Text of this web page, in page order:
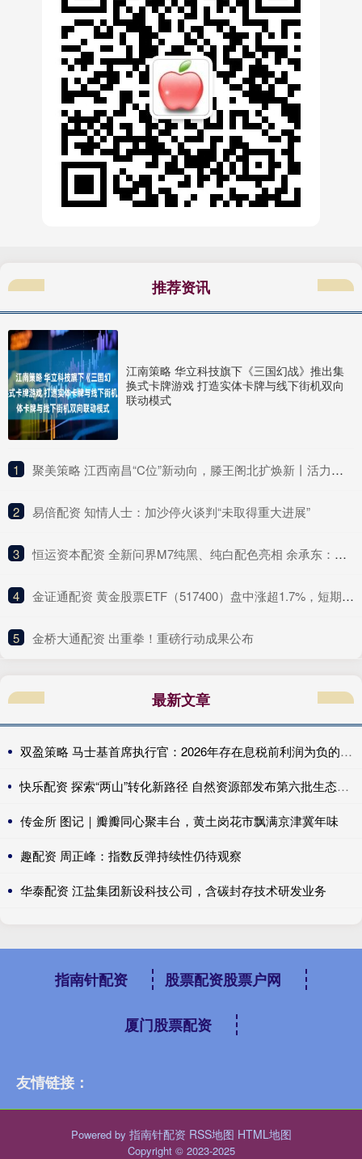
推荐资讯
江南策略 华立科技旗下《三国幻战》推出集
换式卡牌游戏 打造实体卡牌与线下街机双向
联动模式
1 ​聚美策略 江西南昌“C位”新动向，滕王阁北扩焕新丨活力中国调研行
2 ​易倍配资 知情人士：加沙停火谈判“未取得重大进展”
3 ​恒运资本配资 全新问界M7纯黑、纯白配色亮相 余承东：黑白武士款安排上了
4 ​金证通配资 黄金股票ETF（517400）盘中涨超1.7%，短期冲高动能与长期支撑逻辑并存
5 ​金桥大通配资 出重拳！重磅行动成果公布
最新文章
双盈策略 马士基首席执行官：2026年存在息税前利润为负的风险。
快乐配资 探索“两山”转化新路径 自然资源部发布第六批生态产品价值实现案例
传金所 图记｜瓣瓣同心聚丰台，黄土岗花市飘满京津冀年味
趣配资 周正峰：指数反弹持续性仍待观察
华泰配资 江盐集团新设科技公司，含碳封存技术研发业务
指南针配资 股票配资股票户网
厦门股票配资
友情链接：
Powered by 指南针配资 RSS地图 HTML地图
Copyright © 2023-2025